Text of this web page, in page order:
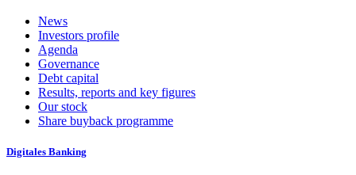
News
Investors profile
Agenda
Governance
Debt capital
Results, reports and key figures
Our stock
Share buyback programme
Digitales Banking